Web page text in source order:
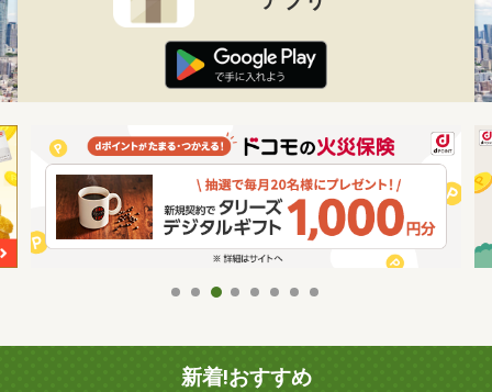
新着!おすすめ